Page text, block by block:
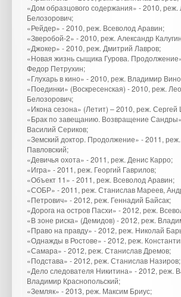
«Дом образцового содержания» - 2010, реж.
Белозорович;
«Рейдер» - 2010, реж. Всеволод Аравин;
«Зверобой-2» - 2010, реж. Александр
«Джокер» - 2010, реж. Дмитрий Лавров;
«Новая жизнь сыщика Гурова.
Федор Петрухин;
«Глухарь в кино» - 2010, реж. Владимир
«Поединки» (Воскресенская) - 2010, реж.
Белозорович;
«Икона сезона» (Летит) – 2010, реж.
«Брак по завещанию. Возвращение
Василий Сериков;
«Земский доктор. Продолжение» - 2011,
Павловский;
«Девичья охота» - 2011, реж. Денис Карро;
«Игра» - 2011, реж. Георгий Гаврилов;
«Объект 11» - 2011, реж. Всеволод Аравин;
«СОБР» - 2011, реж. Станислав Мареев,
«Петрович» - 2012, реж. Геннадий Байсак;
«Дорога на остров Пасхи» - 2012, реж.
«В зоне риска» (Демидов) - 2012, реж.
«Право на правду» - 2012, реж. Николай
«Однажды в Ростове» - 2012, реж.
«Самара» - 2012, реж. Станислав Дремов;
«Подстава» - 2012, реж. Станислав Назиров;
«Дело следователя Никитина» - 2012, реж.
Владимир Краснопольский;
«Земляк» - 2013, реж. Максим Бриус;